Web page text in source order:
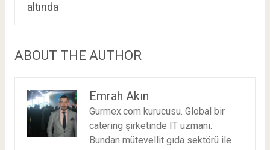
altında
ABOUT THE AUTHOR
Emrah Akın
Gurmex.com kurucusu. Global bir
catering şirketinde IT uzmanı.
Bundan mütevellit gıda sektörü ile